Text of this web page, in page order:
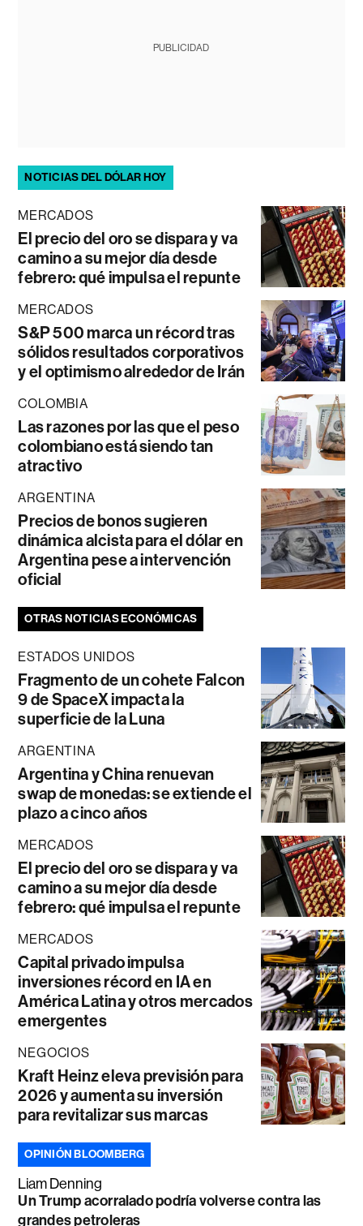
PUBLICIDAD
NOTICIAS DEL DÓLAR HOY
MERCADOS
El precio del oro se dispara y va
camino a su mejor día desde
febrero: qué impulsa el repunte
MERCADOS
S&P 500 marca un récord tras
sólidos resultados corporativos
y el optimismo alrededor de Irán
COLOMBIA
Las razones por las que el peso
colombiano está siendo tan
atractivo
ARGENTINA
Precios de bonos sugieren
dinámica alcista para el dólar en
Argentina pese a intervención
oficial
OTRAS NOTICIAS ECONÓMICAS
ESTADOS UNIDOS
Fragmento de un cohete Falcon
9 de SpaceX impacta la
superficie de la Luna
ARGENTINA
Argentina y China renuevan
swap de monedas: se extiende el
plazo a cinco años
MERCADOS
El precio del oro se dispara y va
camino a su mejor día desde
febrero: qué impulsa el repunte
MERCADOS
Capital privado impulsa
inversiones récord en IA en
América Latina y otros mercados
emergentes
NEGOCIOS
Kraft Heinz eleva previsión para
2026 y aumenta su inversión
para revitalizar sus marcas
OPINIÓN BLOOMBERG
Liam Denning
Un Trump acorralado podría volverse contra las
grandes petroleras